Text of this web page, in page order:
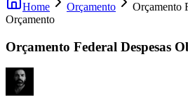
Home
Orçamento
Orçamento
Orçamento
Orçamento Federal Despesas